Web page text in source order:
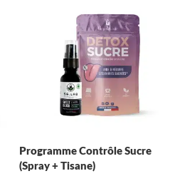
Programme Contrôle Sucre
(Spray + Tisane)